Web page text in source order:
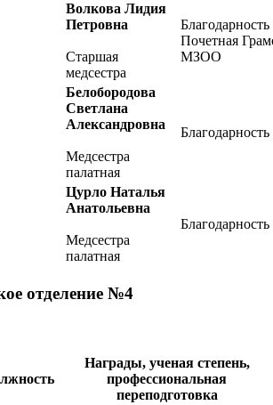
Волкова Лидия
Петровна
Старшая
медсестра
Почетная
МЗОО
Белобородова
Светлана
Александровна
Медсестра
палатная
Цурло Наталья
Анатольевна
Медсестра
палатная
отделение №4
Награды, ученая степень,
профессиональная
переподготовка